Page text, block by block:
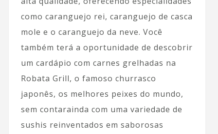
como caranguejo rei, caranguejo de casca
mole e o caranguejo da neve. Você
também terá a oportunidade de descobrir
um cardápio com carnes grelhadas na
Robata Grill, o famoso churrasco
japonês, os melhores peixes do mundo,
sem contarainda com uma variedade de
sushis reinventados em saborosas